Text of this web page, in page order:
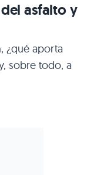
asfalto y
¿qué aporta
sobre todo, a